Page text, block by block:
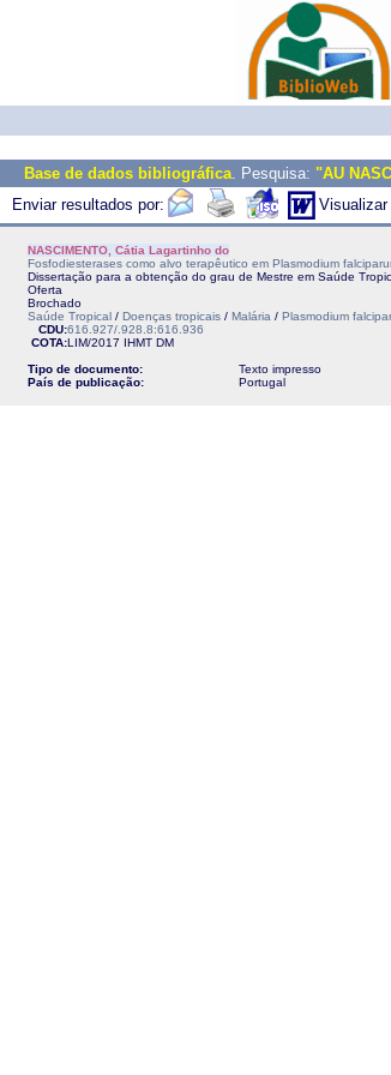
Base de dados bibliográfica. Pesquisa: "AU
Enviar resultados por:
Visualizar
NASCIMENTO, Cátia Lagartinho do
Fosfodiesterases como alvo terapêutico em Plasmodium
Dissertação para a obtenção do grau de Mestre em Saúde
Oferta
Brochado
Saúde Tropical / Doenças tropicais / Malária / Plasmodium
CDU:616.927/.928.8:616.936
COTA:LIM/2017 IHMT DM
Tipo de documento:
Texto impresso
País de publicação:
Portugal